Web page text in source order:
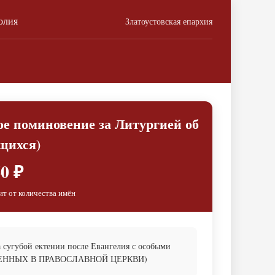
Златоустовская епархия
поминовение за Литургией об
₽
от количества имён
ектении после Евангелия с особыми
В ПРАВОСЛАВНОЙ ЦЕРКВИ)